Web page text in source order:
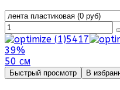
39%
50 см
Быстрый просмотр В